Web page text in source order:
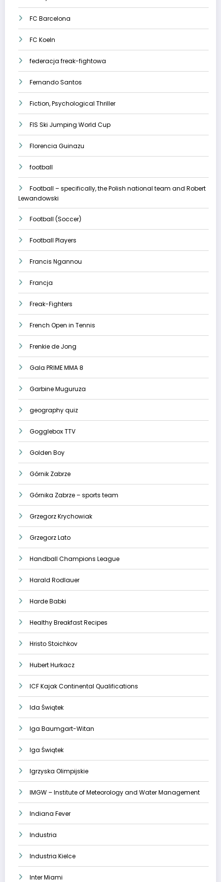
FC Barcelona
FC Koeln
federacja freak-fightowa
Fernando Santos
Fiction, Psychological Thriller
FIS Ski Jumping World Cup
Florencia Guinazu
football
Football – specifically, the Polish national team and Robert
Lewandowski
Football (Soccer)
Football Players
Francis Ngannou
Francja
Freak-Fighters
French Open in Tennis
Frenkie de Jong
Gala PRIME MMA 8
Garbine Muguruza
geography quiz
Gogglebox TTV
Golden Boy
Górnik Zabrze
Górnika Zabrze – sports team
Grzegorz Krychowiak
Grzegorz Lato
Handball Champions League
Harald Rodlauer
Harde Babki
Healthy Breakfast Recipes
Hristo Stoichkov
Hubert Hurkacz
ICF Kajak Continental Qualifications
Ida Świątek
Iga Baumgart-Witan
Iga Świątek
Igrzyska Olimpijskie
IMGW – Institute of Meteorology and Water Management
Indiana Fever
Industria
Industria Kielce
Inter Miami